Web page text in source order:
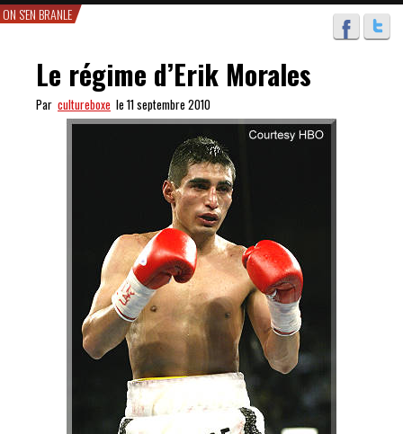
ON S'EN BRANLE
Le régime d’Erik Morales
Par cultureboxe le 11 septembre 2010